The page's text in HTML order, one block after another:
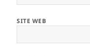
SITE WEB